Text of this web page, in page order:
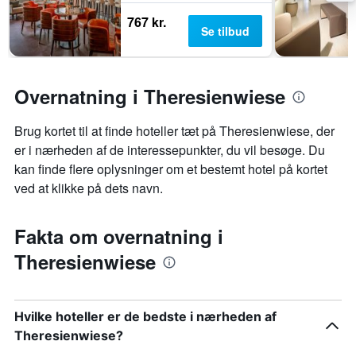
767 kr. Se tilbud
Overnatning i Theresienwiese
Brug kortet til at finde hoteller tæt på Theresienwiese, der
er i nærheden af de interessepunkter, du vil besøge. Du
kan finde flere oplysninger om et bestemt hotel på kortet
ved at klikke på dets navn.
Fakta om overnatning i
Theresienwiese
Hvilke hoteller er de bedste i nærheden af
Theresienwiese?